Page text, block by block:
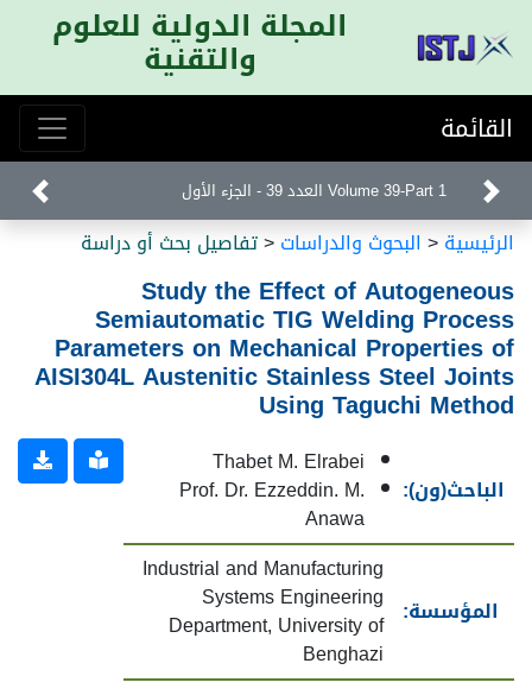
المجلة الدولية للعلوم
والتقنية
القائمة
Volume 39-Part 1 العدد 39 - الجزء الأول
الرئيسية< البحوث والدراسات<تفاصيل بحث أو دراسة
Study the Effect of Autogeneous
Semiautomatic TIG Welding Process
Parameters on Mechanical Properties of
AISI304L Austenitic Stainless Steel Joints
Using Taguchi Method
الباحث(ون):
Thabet M. Elrabei
Prof. Dr. Ezzeddin. M.
Anawa
المؤسسة:
Industrial and Manufacturing
Systems Engineering
Department, University of
Benghazi